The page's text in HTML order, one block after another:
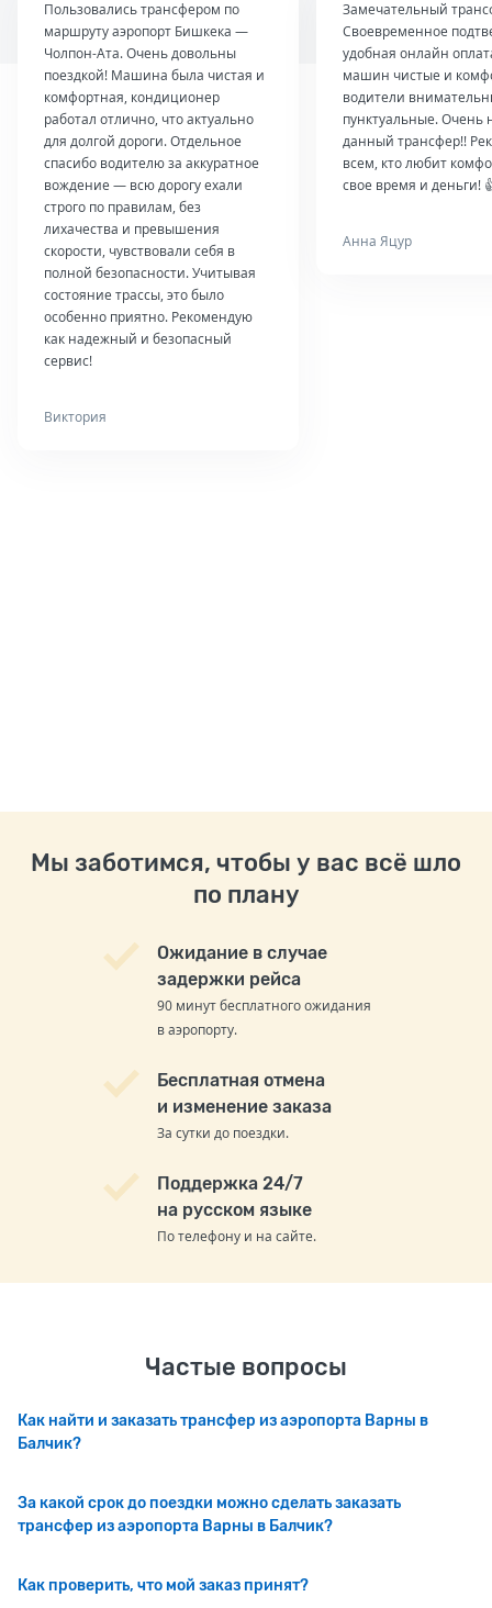
Пользовались трансфером по
маршруту аэропорт Бишкека —
Чолпон-Ата. Очень довольны
поездкой! Машина была чистая и
комфортная, кондиционер
работал отлично, что актуально
для долгой дороги. Отдельное
спасибо водителю за аккуратное
вождение — всю дорогу ехали
строго по правилам, без
лихачества и превышения
скорости, чувствовали себя в
полной безопасности. Учитывая
состояние трассы, это было
особенно приятно. Рекомендую
как надежный и безопасный
сервис!
Виктория
Замечательный
Своевременное
удобная онлайн
машин чистые и
водители
пунктуальные. Очень
данный трансфер!!
всем, кто любит
свое время и деньги!
Анна Яцур
Мы заботимся, чтобы у вас всё шло
по плану
Ожидание в случае
задержки рейса
90 минут бесплатного ожидания
в аэропорту.
Бесплатная отмена
и изменение заказа
За сутки до поездки.
Поддержка 24/7
на русском языке
По телефону и на сайте.
Частые вопросы
Как найти и заказать трансфер из аэропорта Варны в
Балчик?
За какой срок до поездки можно сделать заказать
трансфер из аэропорта Варны в Балчик?
Как проверить, что мой заказ принят?